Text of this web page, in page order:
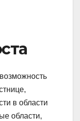
в области
области,